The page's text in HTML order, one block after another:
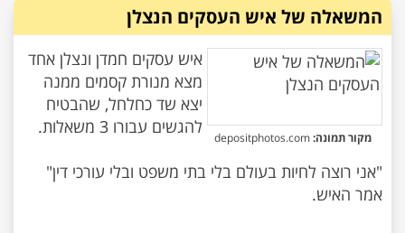
המשאלה של איש העסקים הנצלן
מקור תמונה:depositphotos.com
איש עסקים חמדן ונצלן אחד
מצא מנורת קסמים ממנה
יצא שד כחלחל, שהבטיח
"אני רוצה לחיות בעולם בלי בתי משפט ובלי עורכי דין"